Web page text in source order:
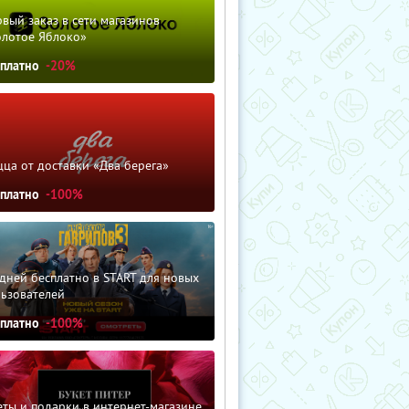
заказ в сети магазинов
Яблоко»
-20%
от доставки «Два берега»
-100%
бесплатно в START для новых
-100%